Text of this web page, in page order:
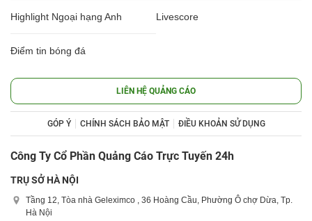
Highlight Ngoại hạng Anh Livescore
Điểm tin bóng đá
LIÊN HỆ QUẢNG CÁO
GÓP Ý CHÍNH SÁCH BẢO MẬT ĐIỀU KHOẢN SỬ DỤNG
Công Ty Cổ Phần Quảng Cáo Trực Tuyến 24h
TRỤ SỞ HÀ NỘI
Tầng 12, Tòa nhà Geleximco , 36 Hoàng Cầu, Phường Ô chợ Dừa, Tp.
Hà Nội